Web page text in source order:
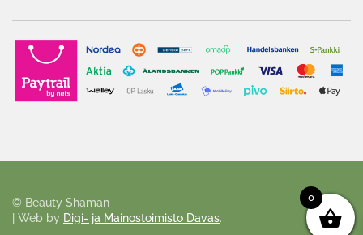
© Beauty Shaman
| Web by Digi- ja Mainostoimisto Davas.
0